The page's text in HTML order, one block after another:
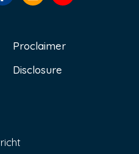
Proclaimer
Disclosure